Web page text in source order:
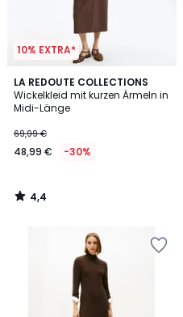
10% EXTRA*
LA REDOUTE COLLECTIONS
Wickelkleid mit kurzen Ärmeln in
Midi-Länge
69,99 €
48,99 € -30%
4,4
/ 5
4,4
/